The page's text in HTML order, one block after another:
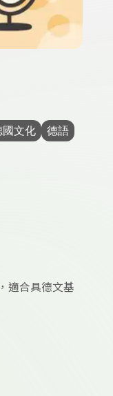
國文化
德語
適合具德文基